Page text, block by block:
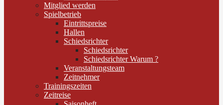
Mitglied werden
Spielbetrieb
Eintrittspreise
Hallen
Schiedsrichter
Schiedsrichter
Schiedsrichter Warum ?
Veranstaltungsteam
Zeitnehmer
Trainingszeiten
Zeitreise